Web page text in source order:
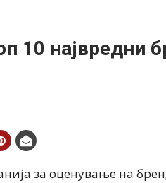
10 највредни
за оценување на